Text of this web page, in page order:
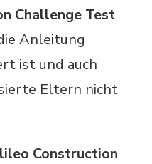
Challenge Test
Anleitung
ist und auch
Eltern nicht
Construction